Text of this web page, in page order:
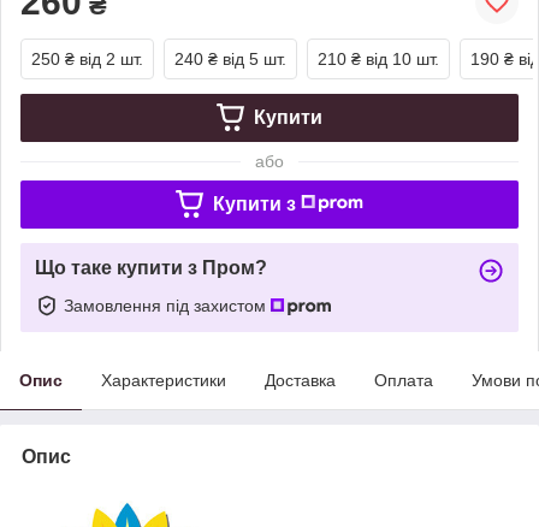
250 ₴ від 2 шт. 240 ₴ від 5 шт. 210 ₴ від 10 шт. 190 ₴
Купити
або
Купити з
Що таке купити з Пром?
Замовлення під захистом
Опис Характеристики Доставка Оплата Умови
Опис